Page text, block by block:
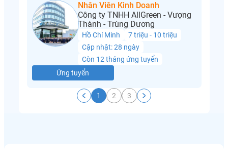
Nhân Viên Kinh Doanh
Công ty TNHH AllGreen - Vượng
Thành - Trùng Dương
Hồ Chí Minh
7 triệu - 10 triệu
Cập nhật: 28 ngày
Còn 12 tháng ứng tuyển
Ứng tuyển
1 2 3